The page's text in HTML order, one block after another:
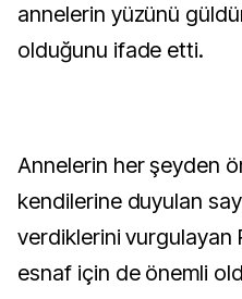
annelerin yüzünü
olduğunu ifade etti.
Annelerin her şeyden
kendilerine duyulan
verdiklerini vurgulayan
esnaf için de önemli